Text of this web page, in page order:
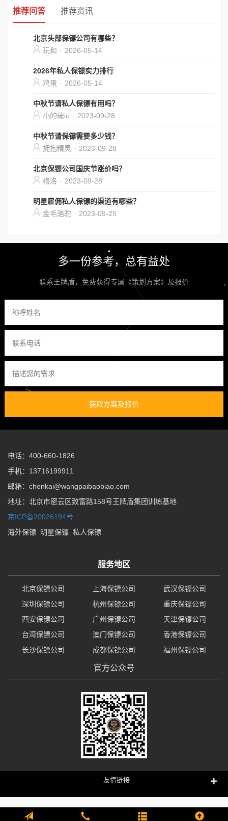
推荐问答 推荐资讯
北京头部保镖公司有哪些？
玩和 · 2026-05-14
2026年私人保镖实力排行
鸡蛋 · 2026-05-14
中秋节请私人保镖有用吗？
小的破iu · 2023-09-28
中秋节请保镖需要多少钱？
拥抱精灵 · 2023-09-28
北京保镖公司国庆节涨价吗？
梅洛 · 2023-09-28
明星雇佣私人保镖的渠道有哪些？
金毛骆驼 · 2023-09-25
多一份参考，总有益处
联系王牌盾，免费获得专属《策划方案》及报价
获取方案及报价
电话：400-660-1826
手机：13716199911
邮箱：chenkai@wangpaibaobiao.com
地址：北京市密云区致富路158号王牌盾集团训练基地
京ICP备20026194号
海外保镖
明星保镖 私人保镖
服务地区
北京保镖公司 上海保镖公司
武汉保镖公司
深圳保镖公司
杭州保镖公司
重庆保镖公司
西安保镖公司
广州保镖公司
天津保镖公司
台湾保镖公司
澳门保镖公司
香港保镖公司
长沙保镖公司
成都保镖公司 福州保镖公司
官方公众号
友情链接: